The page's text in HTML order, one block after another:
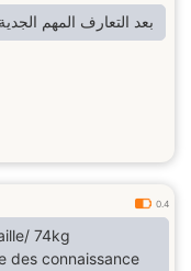
بعد التعارف المهم
0.4
74kg
des connaissance